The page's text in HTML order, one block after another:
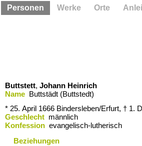
Buttstett, Johann Heinrich
Name Buttstädt (Buttstedt)
* 25. April 1666 Bindersleben/Erfurt, † 1.
Geschlecht männlich
Konfession evangelisch-lutherisch
Beziehungen
Personen Werke Orte